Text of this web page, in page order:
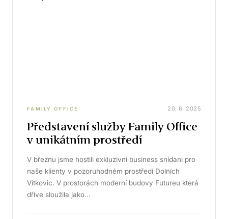
FAMILY OFFICE 20. 6. 2025
Představení služby Family Office
v unikátním prostředí
V březnu jsme hostili exkluzivní business snídani pro
naše klienty v pozoruhodném prostředí Dolních
Vítkovic. V prostorách moderní budovy Futureu která
dříve sloužila jako…